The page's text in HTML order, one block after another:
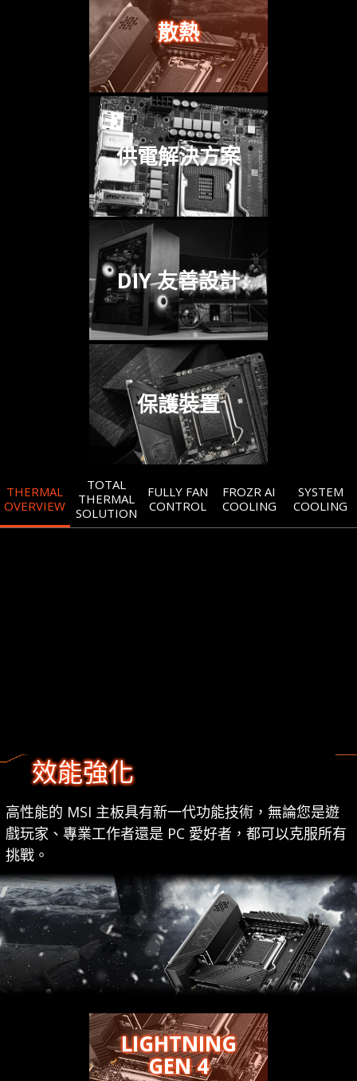
散熱
供電解決方案
DIY 友善設計
保護裝置
THERMAL
OVERVIEW
TOTAL
THERMAL
SOLUTION
FULLY FAN
CONTROL
FROZR AI
COOLING
SYSTEM
COOLING
效能強化
高性能的 MSI 主板具有新一代功能技術，無論您是遊
戲玩家、專業工作者還是 PC 愛好者，都可以克服所有
挑戰。
LIGHTNING
GEN 4